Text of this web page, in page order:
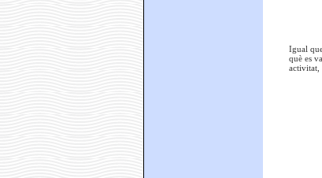
Igual
què es
activitat,